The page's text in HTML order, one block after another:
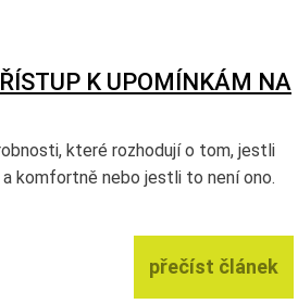
K UPOMÍNKÁM NA
které rozhodují o tom, jestli
komfortně nebo jestli to není ono.
přečíst článek